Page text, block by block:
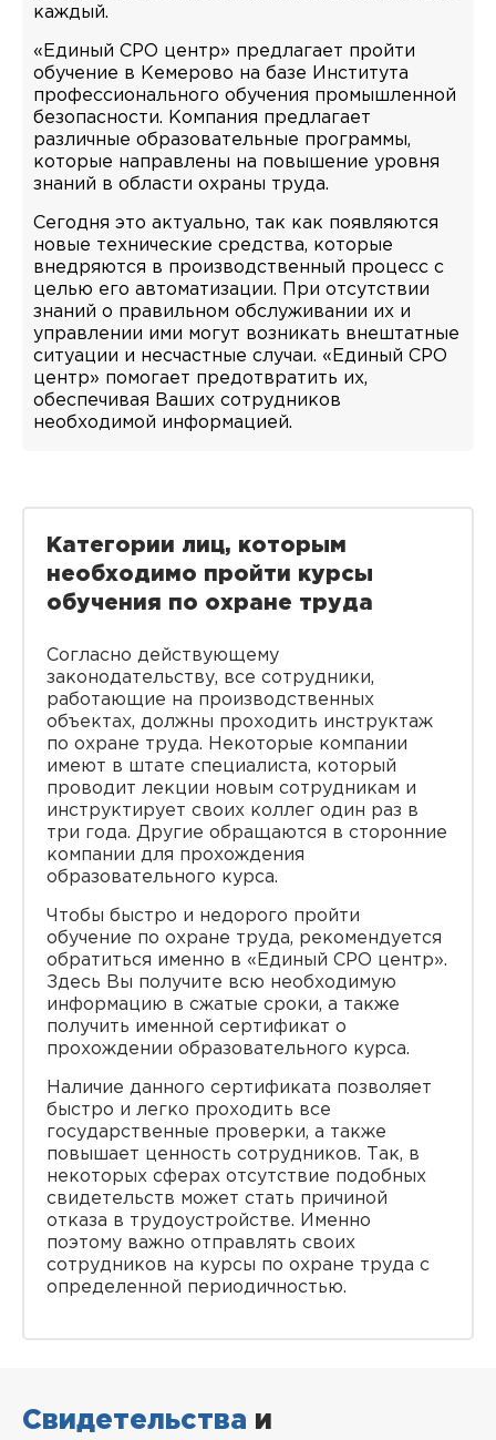
каждый.
«Единый СРО центр» предлагает пройти
обучение в Кемерово на базе Института
профессионального обучения промышленной
безопасности. Компания предлагает
различные образовательные программы,
которые направлены на повышение уровня
знаний в области охраны труда.
Сегодня это актуально, так как появляются
новые технические средства, которые
внедряются в производственный процесс с
целью его автоматизации. При отсутствии
знаний о правильном обслуживании их и
управлении ими могут возникать внештатные
ситуации и несчастные случаи. «Единый СРО
центр» помогает предотвратить их,
обеспечивая Ваших сотрудников
необходимой информацией.
Категории лиц, которым
необходимо пройти курсы
обучения по охране труда
Согласно действующему
законодательству, все сотрудники,
работающие на производственных
объектах, должны проходить инструктаж
по охране труда. Некоторые компании
имеют в штате специалиста, который
проводит лекции новым сотрудникам и
инструктирует своих коллег один раз в
три года. Другие обращаются в сторонние
компании для прохождения
образовательного курса.
Чтобы быстро и недорого пройти
обучение по охране труда, рекомендуется
обратиться именно в «Единый СРО центр».
Здесь Вы получите всю необходимую
информацию в сжатые сроки, а также
получить именной сертификат о
прохождении образовательного курса.
Наличие данного сертификата позволяет
быстро и легко проходить все
государственные проверки, а также
повышает ценность сотрудников. Так, в
некоторых сферах отсутствие подобных
свидетельств может стать причиной
отказа в трудоустройстве. Именно
поэтому важно отправлять своих
сотрудников на курсы по охране труда с
определенной периодичностью.
Свидетельства и